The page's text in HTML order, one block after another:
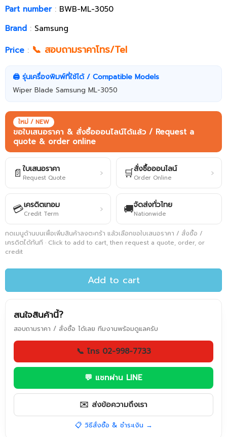
Part number: BWB-ML-3050
Brand : Samsung
Price : 📞 สอบถามราคาโทร/Tel
🖨️ รุ่นเครื่องพิมพ์ที่ใช้ได้ / Compatible Models
Wiper Blade Samsung ML-3050
ใหม่ / NEW
ขอใบเสนอราคา & สั่งซื้อออนไลน์ได้แล้ว / Request a
quote & order online
📄 ใบเสนอราคา
Request Quote › 🛒สั่งซื้อออนไลน์
Order Online ›
💳เครดิตเทอม
Credit Term › 🚚จัดส่งทั่วไทย
Nationwide
กดเมนูด้านบนเพื่อเพิ่มสินค้าลงตะกร้า แล้วเลือกขอใบเสนอราคา / สั่งซื้อ /
เครดิตได้ทันที · Click to add to cart, then request a quote, order, or
credit
Add to cart
สนใจสินค้านี้?
สอบถามราคา / สั่งซื้อ ได้เลย ทีมงานพร้อมดูแลครับ
📞 โทร 02-998-7733
💬 แชทผ่าน LINE
✉️ ส่งข้อความถึงเรา
📋 วิธีสั่งซื้อ & ชำระเงิน →